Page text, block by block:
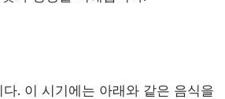
. 이 시기에는 아래와 같은 음식을